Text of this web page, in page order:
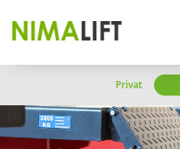
Privat